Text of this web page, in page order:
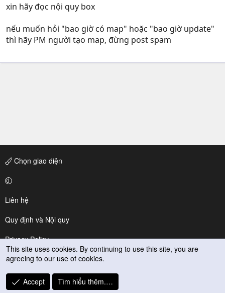
xin hãy đọc nội quy box
nếu muốn hỏi "bao giờ có map" hoặc "bao giờ update"
thì hãy PM người tạo map, đừng post spam
Chọn giao diện
Liên hệ
Quy định và Nội quy
Privacy Policy
Trợ giúp
R
S
This site uses cookies. By continuing to use this site, you are
agreeing to our use of cookies.
Accept Tìm hiểu thêm.…